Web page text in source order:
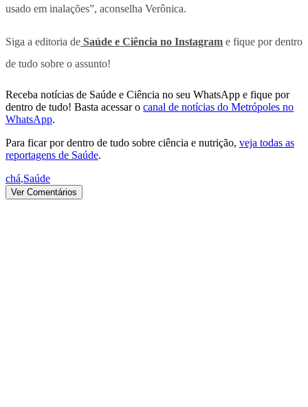
usado em inalações”, aconselha Verônica.
Siga a editoria de Saúde e Ciência no Instagram e fique por dentro
de tudo sobre o assunto!
Receba notícias de Saúde e Ciência no seu WhatsApp e fique por
dentro de tudo! Basta acessar o canal de notícias do Metrópoles no
WhatsApp.
Para ficar por dentro de tudo sobre ciência e nutrição, veja todas as
reportagens de Saúde.
chá,Saúde
Ver Comentários